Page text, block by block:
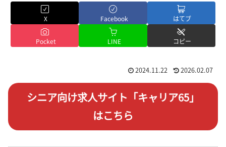
X Facebook はてブ
Pocket LINE コピー
2024.11.22 2026.02.07
シニア向け求人サイト「キャリア65」
はこちら